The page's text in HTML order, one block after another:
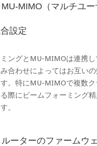
MIMO（マルチユー
設定
ングとMU-MIMOは連携
合わせによってはお互い
。特にMU-MIMOで複数
際にビームフォーミング
。
ルーターのファームウ